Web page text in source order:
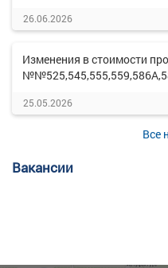
26.06.2026
Изменения в стоимости
25.05.2026
Все
Вакансии